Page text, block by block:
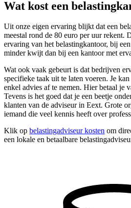
Wat kost een
Uit onze eigen ervaring blijkt dat een
meestal rond de 80 euro per uur rekent.
ervaring van het belastingkantoor, bij
minder kwijt dan bij een kantoor met
Wat ook vaak gebeurt is dat bedrijven
specifieke taak uit te laten voeren. Je
enkel advies af te nemen. Hier betaal je
Tevens is het goed dat je een beetje
klanten van de adviseur in Eext. Grote
iemand die veel kennis heeft over
Klik op belastingadviseur kosten om
een lokale en betaalbare